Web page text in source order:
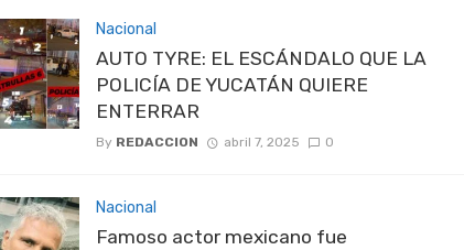
Nacional
AUTO TYRE: EL ESCÁNDALO QUE LA
POLICÍA DE YUCATÁN QUIERE
ENTERRAR
By REDACCION abril 7, 2025 0
Nacional
Famoso actor mexicano fue